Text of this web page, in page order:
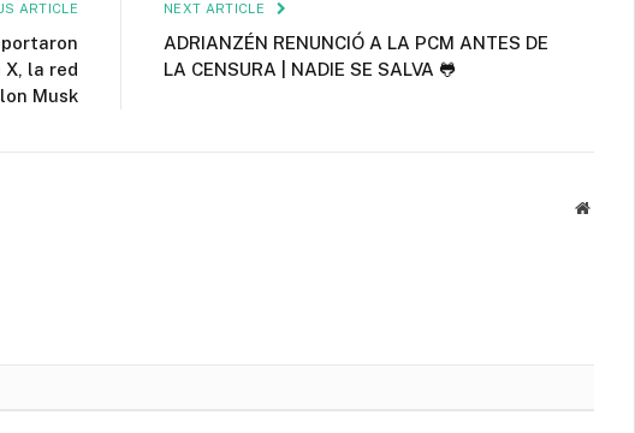
ARTICLE
la red
Musk
NEXT ARTICLE
ADRIANZÉN RENUNCIÓ A LA PCM ANTES DE
LA CENSURA | NADIE SE SALVA 🐸
Website